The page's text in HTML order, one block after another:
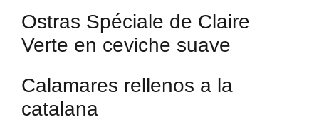
Ostras Spéciale de Claire
Verte en ceviche suave
Calamares rellenos a la
catalana